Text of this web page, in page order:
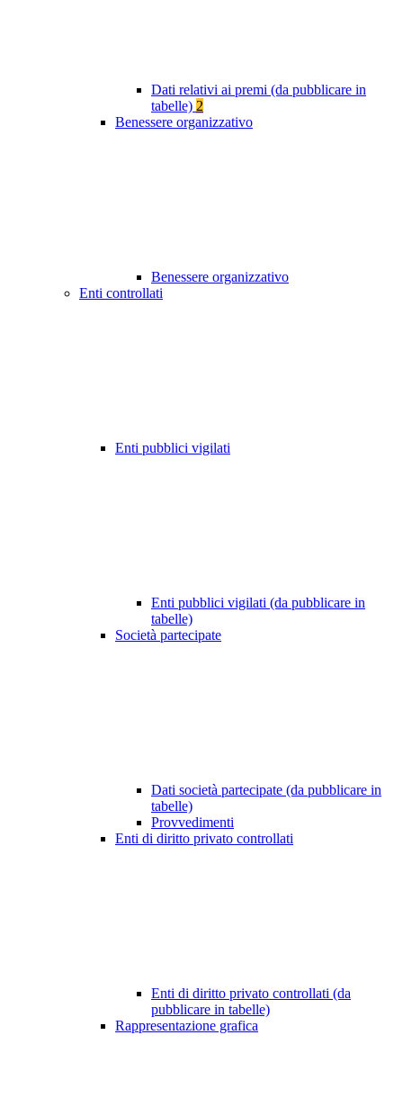
Dati relativi ai premi (da pubblicare in
tabelle) 2
Benessere organizzativo
Benessere organizzativo
Enti controllati
Enti pubblici vigilati
Enti pubblici vigilati (da pubblicare in
tabelle)
Società partecipate
Dati società partecipate (da pubblicare in
tabelle)
Provvedimenti
Enti di diritto privato controllati
Enti di diritto privato controllati (da
pubblicare in tabelle)
Rappresentazione grafica